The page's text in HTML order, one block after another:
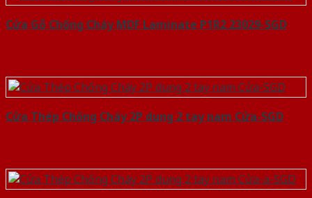
Cửa Gỗ Chống Cháy MDF Laminate P1R2 23029-SGD
Cửa Thép Chống Cháy 2P dung 2 tay nam Cửa-SGD